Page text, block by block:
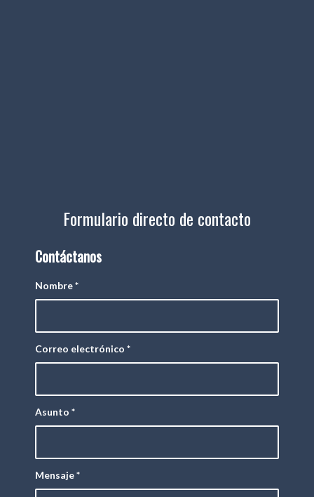
Formulario directo de contacto
Contáctanos
Nombre*
Correo electrónico *
Asunto *
Mensaje*